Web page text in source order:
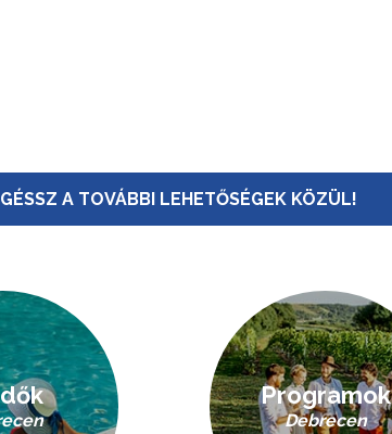
A TOVÁBBI LEHETŐSÉGEK KÖZÜL!
Programok
Debrecen